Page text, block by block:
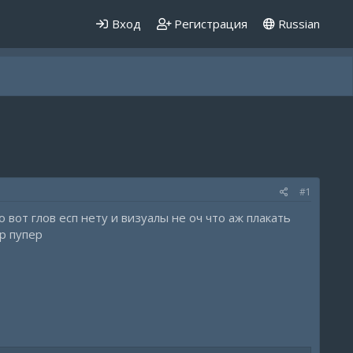
Вход Регистрация Russian
#1
глов есп нету и визуалы не оч что аж плакать
пупер